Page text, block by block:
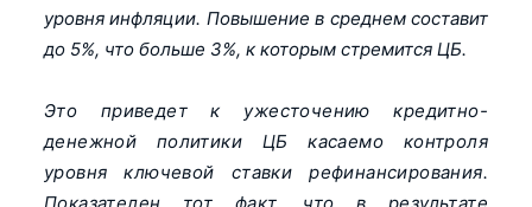
уровня инфляции. Повышение в среднем составит
до 5%, что больше 3%, к которым стремится ЦБ.
Это приведет к ужесточению кредитно-
денежной политики ЦБ касаемо контроля
уровня ключевой ставки рефинансирования.